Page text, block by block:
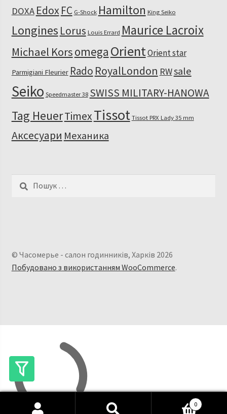
DOXA EdoxFC G-Shock Hamilton King Seiko
Longines Lorus Louis Errard Maurice Lacroix
Michael Korsomega OrientOrient star
Parmigiani Fleurier Rado RoyalLondon RWsale
Seiko Speedmaster 38 SWISS MILITARY-HANOWA
Tag HeuerTimexTissot Tissot PRX Lady 35 mm
Аксесуари Механика
Пошук:
© Часомерье - салон годинників, Харків 2026
Побудовано з використанням WooCommerce.
0